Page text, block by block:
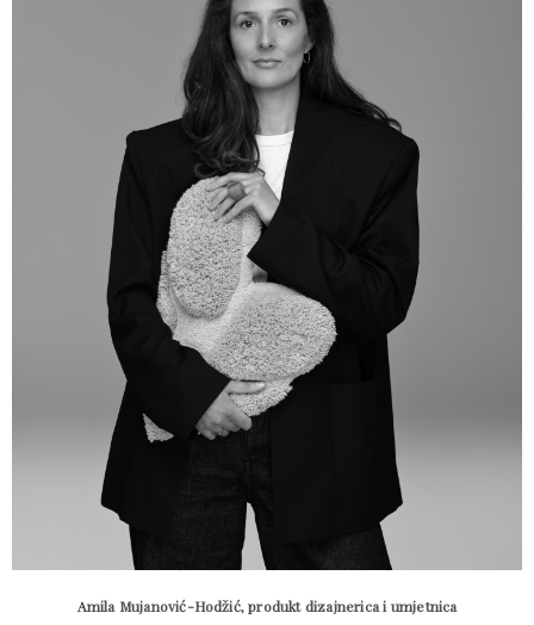
Amila Mujanović-Hodžić, produkt dizajnerica i umjetnica